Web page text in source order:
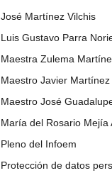
José Martínez Vilchis
Luis Gustavo Parra
Maestra Zulema
Maestro Javier Martínez
Maestro José
María del Rosario Mejía
Pleno del Infoem
Protección de datos